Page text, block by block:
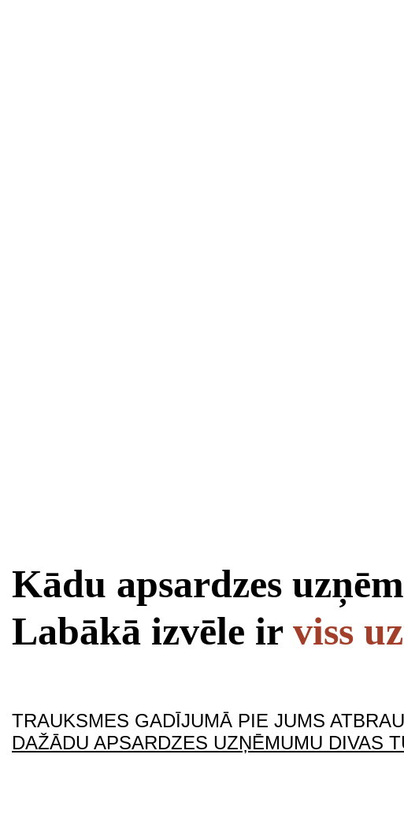
Kādu apsardzes
Labākā izvēle ir viss
TRAUKSMES GADĪJUMĀ PIE JUMS
DAŽĀDU APSARDZES UZŅĒMUMU DIVAS